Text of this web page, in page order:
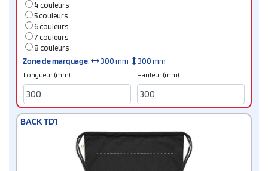
4 couleurs
5 couleurs
6 couleurs
7 couleurs
8 couleurs
Zone de marquage: 300 mm 300 mm
Longueur (mm) Hauteur (mm)
BACK TD1